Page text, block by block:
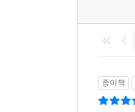
종이책